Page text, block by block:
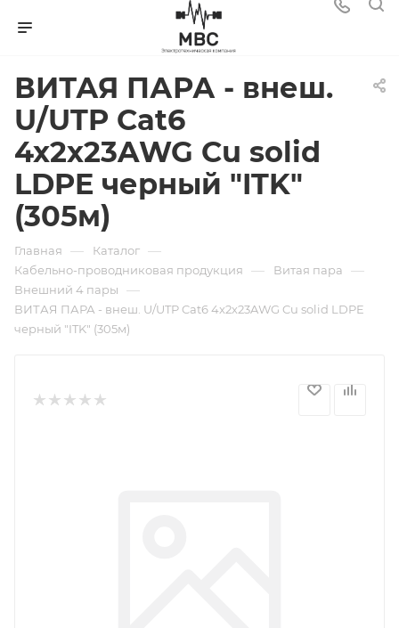
ВИТАЯ ПАРА - внеш.
U/UTP Cat6
4x2х23AWG Cu solid
LDPE черный "ITK"
(305м)
Главная — Каталог —
Кабельно-проводниковая продукция — Витая пара —
Внешний 4 пары —
ВИТАЯ ПАРА - внеш. U/UTP Cat6 4x2х23AWG Cu solid LDPE
черный "ITK" (305м)